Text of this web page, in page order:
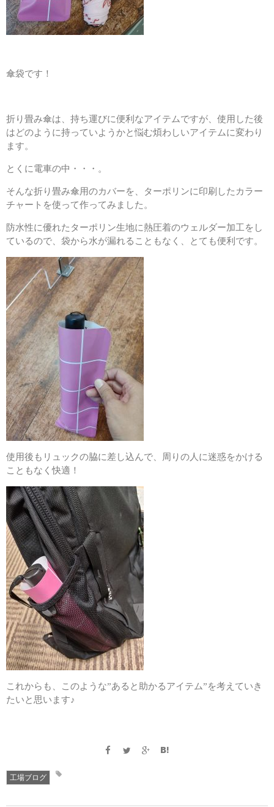
傘袋です！
折り畳み傘は、持ち運びに便利なアイテムですが、使用した後
はどのように持っていようかと悩む煩わしいアイテムに変わり
ます。
とくに電車の中・・・。
そんな折り畳み傘用のカバーを、ターポリンに印刷したカラー
チャートを使って作ってみました。
防水性に優れたターポリン生地に熱圧着のウェルダー加工をし
ているので、袋から水が漏れることもなく、とても便利です。
使用後もリュックの脇に差し込んで、周りの人に迷惑をかける
こともなく快適！
これからも、このような”あると助かるアイテム”を考えていき
たいと思います♪
工場ブログ